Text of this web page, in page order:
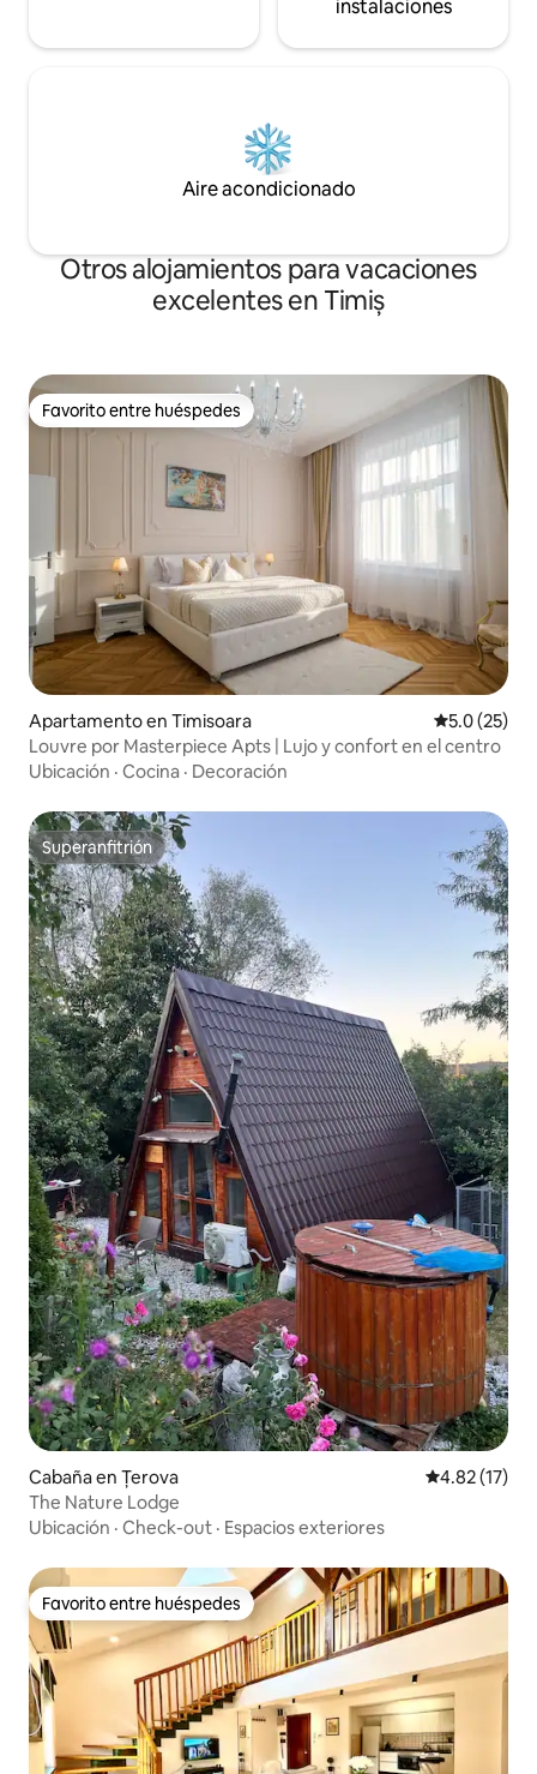
instalaciones
Aire acondicionado
Otros alojamientos para vacaciones
excelentes en Timiș
Favorito entre huéspedes
Favorito entre huéspedes
Apartamento en Timisoara Calificación
5.0 (25)
Louvre por Masterpiece Apts | Lujo y confort en el centro
Ubicación · Cocina · Decoración
Superanfitrión
Superanfitrión
Cabaña en Țerova Calificación
4.82 (17)
The Nature Lodge
Ubicación · Check-out · Espacios exteriores
Favorito entre huéspedes
Favorito entre huéspedes